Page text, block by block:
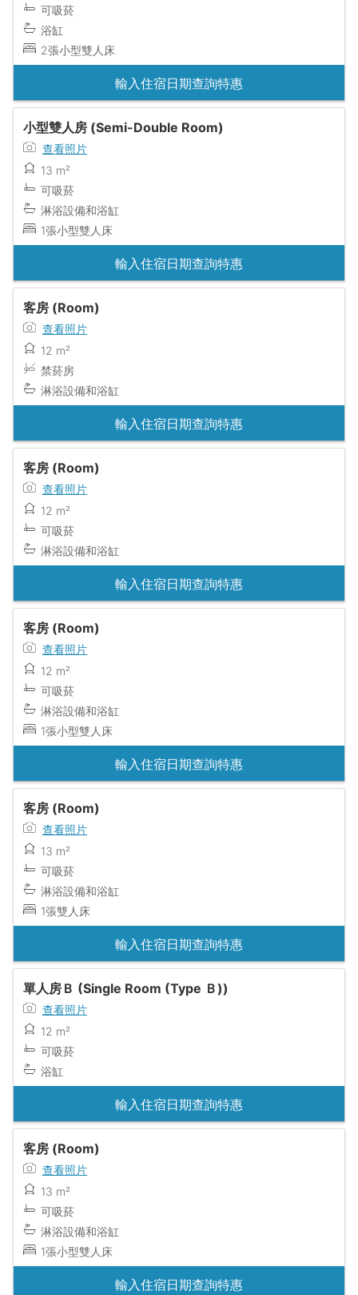
可吸菸
浴缸
2張小型雙人床
輸入住宿日期查詢特惠
小型雙人房 (Semi-Double Room)
查看照片
13 m²
可吸菸
淋浴設備和浴缸
1張小型雙人床
輸入住宿日期查詢特惠
客房 (Room)
查看照片
12 m²
禁菸房
淋浴設備和浴缸
輸入住宿日期查詢特惠
客房 (Room)
查看照片
12 m²
可吸菸
淋浴設備和浴缸
輸入住宿日期查詢特惠
客房 (Room)
查看照片
12 m²
可吸菸
淋浴設備和浴缸
1張小型雙人床
輸入住宿日期查詢特惠
客房 (Room)
查看照片
13 m²
可吸菸
淋浴設備和浴缸
1張雙人床
輸入住宿日期查詢特惠
單人房Ｂ (Single Room (Type Ｂ))
查看照片
12 m²
可吸菸
浴缸
輸入住宿日期查詢特惠
客房 (Room)
查看照片
13 m²
可吸菸
淋浴設備和浴缸
1張小型雙人床
輸入住宿日期查詢特惠